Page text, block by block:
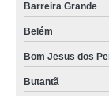
queijomatic 500
queijomatic fechada
preço de
preço de
Barreira Grande
Belém
Bom Jesus dos
Butantã